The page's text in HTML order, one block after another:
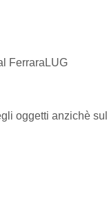
FerraraLUG
oggetti anzichè